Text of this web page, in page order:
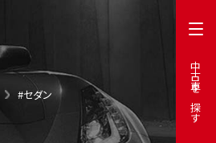
中古車を探す
#セダン